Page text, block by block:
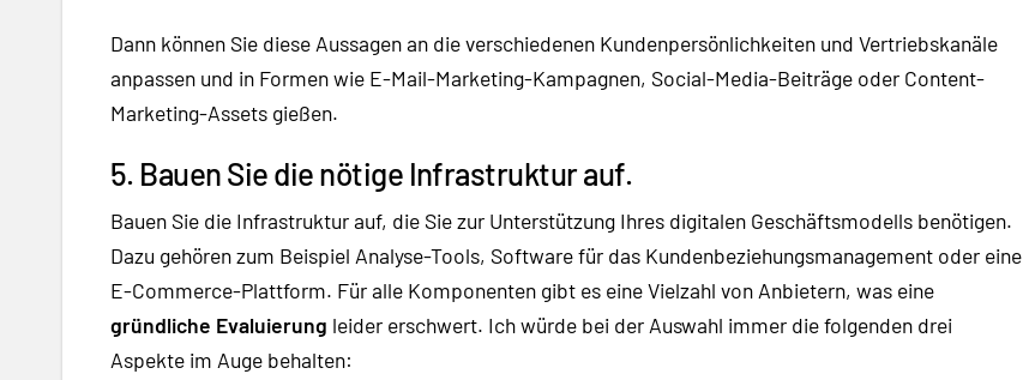
Dann können Sie diese Aussagen an die verschiedenen Kundenpersönlichkeiten und Vertriebskanäle
anpassen und in Formen wie E-Mail-Marketing-Kampagnen, Social-Media-Beiträge oder Content-
Marketing-Assets gießen.
5. Bauen Sie die nötige Infrastruktur auf.
Bauen Sie die Infrastruktur auf, die Sie zur Unterstützung Ihres digitalen Geschäftsmodells benötigen.
Dazu gehören zum Beispiel Analyse-Tools, Software für das Kundenbeziehungsmanagement oder eine
E-Commerce-Plattform. Für alle Komponenten gibt es eine Vielzahl von Anbietern, was eine
gründliche Evaluierung leider erschwert. Ich würde bei der Auswahl immer die folgenden drei
Aspekte im Auge behalten: